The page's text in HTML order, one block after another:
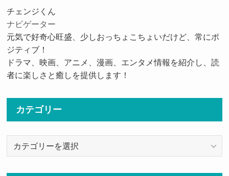
チェンジくん
ナビゲーター
元気で好奇心旺盛、少しおっちょこちょいだけど、常にポ
ジティブ！
ドラマ、映画、アニメ、漫画、エンタメ情報を紹介し、読
者に楽しさと癒しを提供します！
カテゴリー